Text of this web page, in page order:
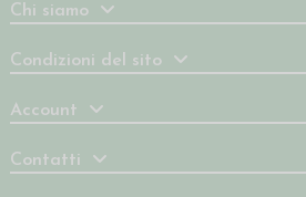
Chi siamo
Condizioni del sito
Account
Contatti